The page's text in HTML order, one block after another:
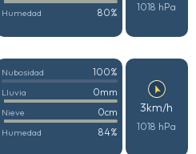
Humedad 80% 1018 hPa
Nubosidad 100%
Lluvia 0mm
Nieve 0cm
Humedad 84%
3km/h
1018 hPa